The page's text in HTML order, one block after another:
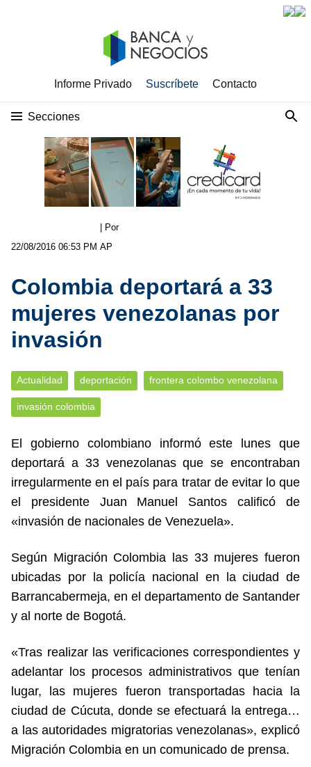
Informe Privado Suscríbete Contacto
Secciones
22/08/2016 06:53 PM
| Por
AP
Colombia deportará a 33
mujeres venezolanas por
invasión
Actualidad deportación frontera colombo venezolana
invasión colombia
El gobierno colombiano informó este lunes que
deportará a 33 venezolanas que se encontraban
irregularmente en el país para tratar de evitar lo que
el presidente Juan Manuel Santos calificó de
«invasión de nacionales de Venezuela».
Según Migración Colombia las 33 mujeres fueron
ubicadas por la policía nacional en la ciudad de
Barrancabermeja, en el departamento de Santander
y al norte de Bogotá.
«Tras realizar las verificaciones correspondientes y
adelantar los procesos administrativos que tenían
lugar, las mujeres fueron transportadas hacia la
ciudad de Cúcuta, donde se efectuará la entrega…
a las autoridades migratorias venezolanas», explicó
Migración Colombia en un comunicado de prensa.